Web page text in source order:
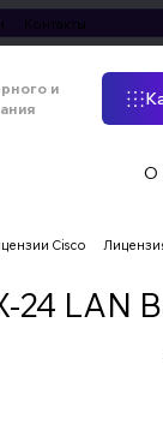
Контакты
и
О
Cisco
LAN